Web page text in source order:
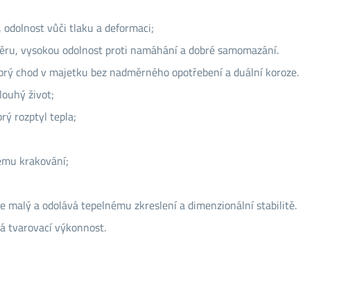
odolnost vůči tlaku a deformaci;
vysokou odolnost proti namáhání a dobré samomazání.
chod v majetku bez nadměrného opotřebení a duální koroze.
život;
rozptyl tepla;
krakování;
malý a odolává tepelnému zkreslení a dimenzionální stabilitě.
tvarovací výkonnost.